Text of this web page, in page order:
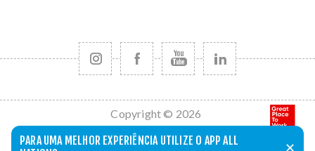
PARA UMA MELHOR EXPERIÊNCIA UTILIZE O APP ALL
✕
Copyright © 2026
All Nations. Todos